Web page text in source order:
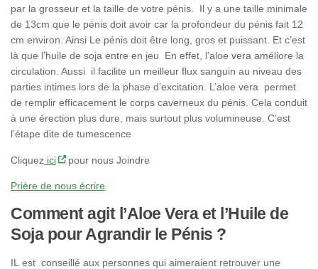
par la grosseur et la taille de votre pénis. Il y a une taille minimale
de 13cm que le pénis doit avoir car la profondeur du pénis fait 12
cm environ. Ainsi Le pénis doit être long, gros et puissant. Et c’est
là que l’huile de soja entre en jeu En effet, l’aloe vera améliore la
circulation. Aussi il facilite un meilleur flux sanguin au niveau des
parties intimes lors de la phase d’excitation. L’aloe vera permet
de remplir efficacement le corps caverneux du pénis. Cela conduit
à une érection plus dure, mais surtout plus volumineuse. C’est
l’étape dite de tumescence
Cliquez ici pour nous Joindre
Prière de nous écrire
Comment agit l’Aloe Vera et l’Huile de
Soja pour Agrandir le Pénis ?
IL est conseillé aux personnes qui aimeraient retrouver une